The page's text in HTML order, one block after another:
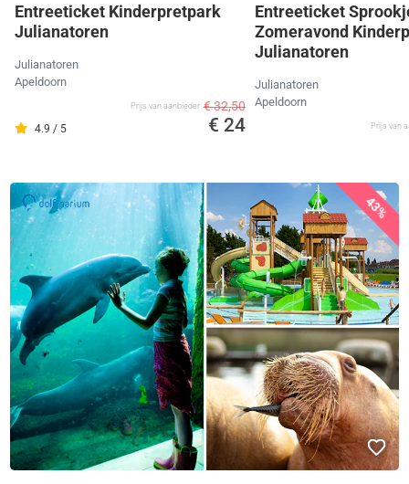
Entreeticket Kinderpretpark
Julianatoren
Julianatoren
Apeldoorn
4.9 / 5
Prijs van aanbieder € 32,50
€ 24
Entreeticket
Zomeravond
Julianatoren
Julianatoren
Apeldoorn
Prijs van
43%